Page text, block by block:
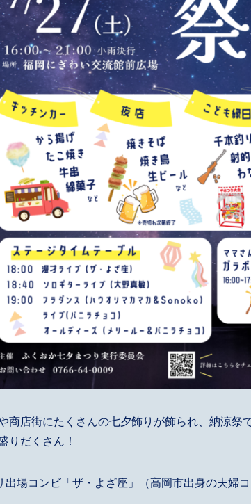
商店街にたくさんの七夕飾りが飾られ、納涼祭
りだくさん！
出場コンビ「ザ・よざ座」（高岡市出身の夫婦